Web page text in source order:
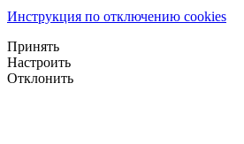
Инструкция по отключению cookies
Принять
Настроить
Отклонить